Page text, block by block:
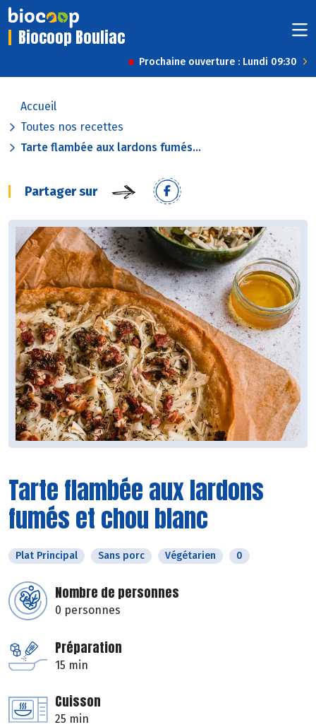
Biocoop Bouliac
Prochaine ouverture : Lundi 09:30
Accueil
Toutes nos recettes
Tarte flambée aux lardons fumés...
Partager sur
Tarte flambée aux lardons
fumés et chou blanc
Plat Principal Sans porc Végétarien 0
Nombre de personnes
0 personnes
Préparation
15 min
Cuisson
25 min